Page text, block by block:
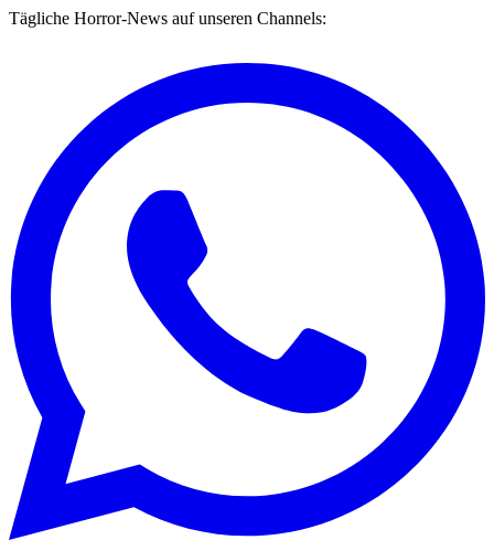
Tägliche Horror-News auf unseren Channels: